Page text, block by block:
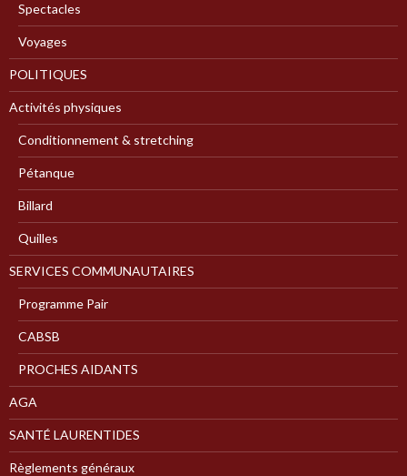
Spectacles
Voyages
POLITIQUES
Activités physiques
Conditionnement & stretching
Pétanque
Billard
Quilles
SERVICES COMMUNAUTAIRES
Programme Pair
CABSB
PROCHES AIDANTS
AGA
SANTÉ LAURENTIDES
Règlements généraux